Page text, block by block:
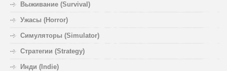
Выживание (Survival)
Ужасы (Horror)
Симуляторы (Simulator)
Стратегии (Strategy)
Инди (Indie)